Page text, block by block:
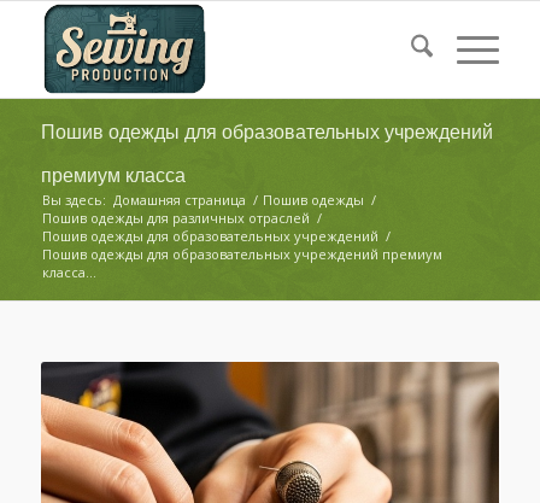
Пошив одежды для образовательных учреждений
премиум класса
Вы здесь: Домашняя страница / Пошив одежды /
Пошив одежды для различных отраслей /
Пошив одежды для образовательных учреждений /
Пошив одежды для образовательных учреждений премиум
класса...